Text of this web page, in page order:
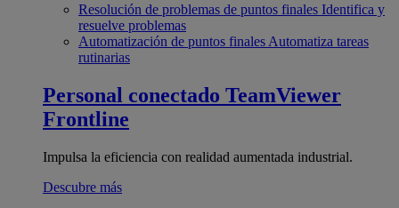
Resolución de problemas de puntos finales Identifica y
resuelve problemas
Automatización de puntos finales Automatiza tareas
rutinarias
Personal conectado TeamViewer
Frontline
Impulsa la eficiencia con realidad aumentada industrial.
Descubre más